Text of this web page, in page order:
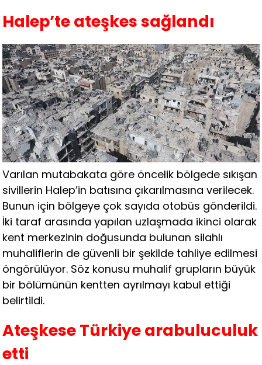
Halep’te ateşkes sağlandı
Varılan mutabakata göre öncelik bölgede sıkışan
sivillerin Halep’in batısına çıkarılmasına verilecek.
Bunun için bölgeye çok sayıda otobüs gönderildi.
İki taraf arasında yapılan uzlaşmada ikinci olarak
kent merkezinin doğusunda bulunan silahlı
muhaliflerin de güvenli bir şekilde tahliye edilmesi
öngörülüyor. Söz konusu muhalif grupların büyük
bir bölümünün kentten ayrılmayı kabul ettiği
belirtildi.
Ateşkese Türkiye arabuluculuk
etti